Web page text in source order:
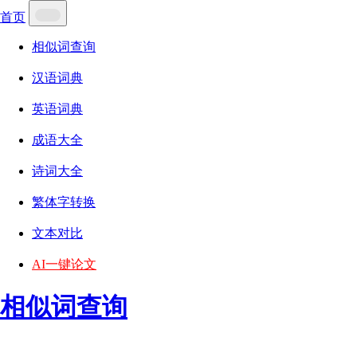
首页
相似词查询
汉语词典
英语词典
成语大全
诗词大全
繁体字转换
文本对比
AI一键论文
相似词查询